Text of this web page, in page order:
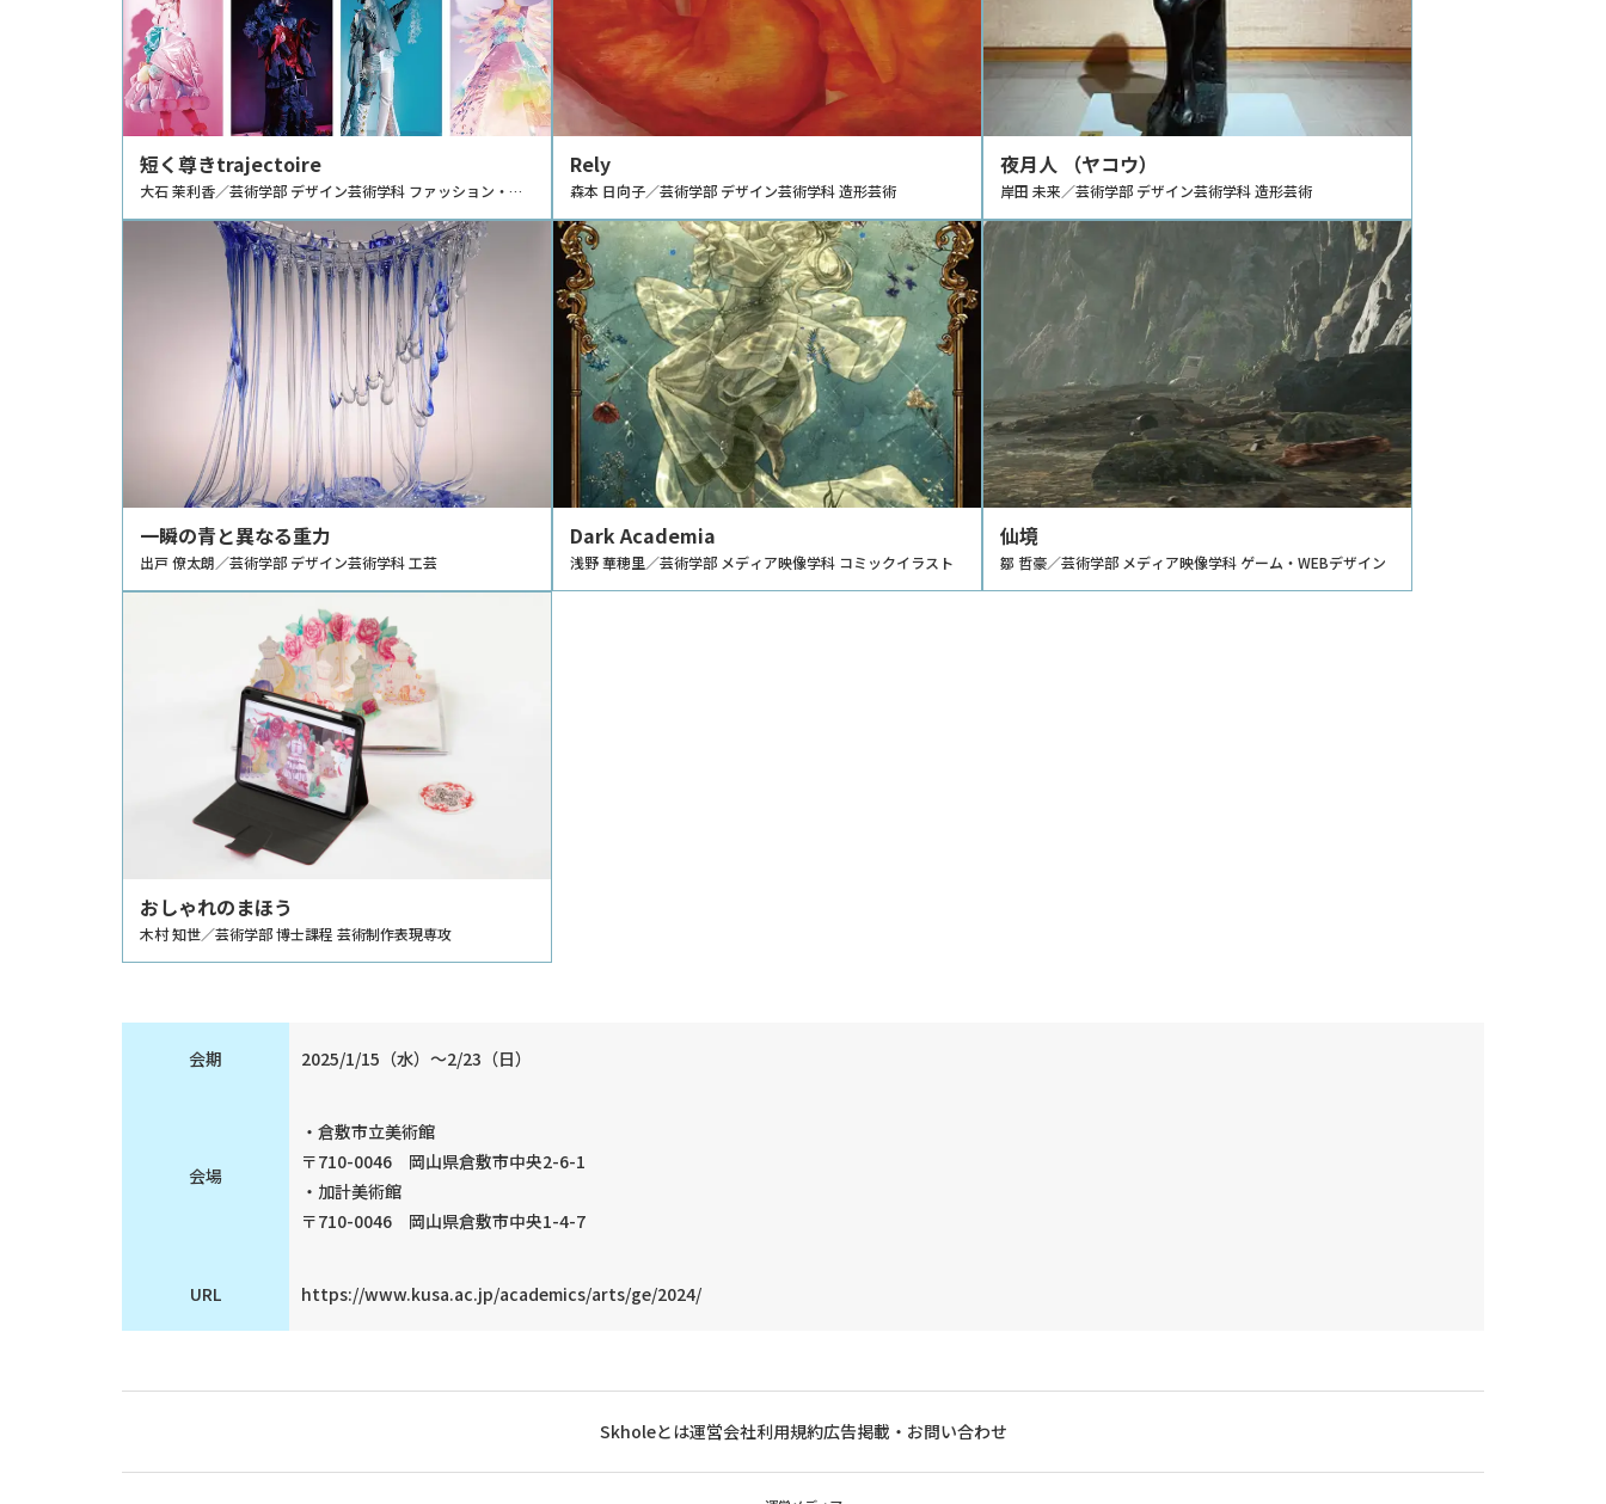
短く尊きtrajectoire
大石 茉利香／芸術学部 デザイン芸術学科 ファッション・テ
Rely
森本 日向子／芸術学部 デザイン芸術学科 造形芸術
夜月人 （ヤコウ）
岸田 未来／芸術学部 デザイン芸術学科 造形芸術
一瞬の青と異なる重力
出戸 僚太朗／芸術学部 デザイン芸術学科 工芸
Dark Academia
浅野 華穂里／芸術学部 メディア映像学科 コミックイラスト
仙境
鄒 哲豪／芸術学部 メディア映像学科 ゲーム・WEBデザイン
おしゃれのまほう
木村 知世／芸術学部 博士課程 芸術制作表現専攻
会期 2025/1/15（水）～2/23（日）
会場
・倉敷市立美術館
〒710-0046 岡山県倉敷市中央2-6-1
・加計美術館
〒710-0046 岡山県倉敷市中央1-4-7
URL https://www.kusa.ac.jp/academics/arts/ge/2024/
Skholeとは運営会社利用規約広告掲載・お問い合わせ